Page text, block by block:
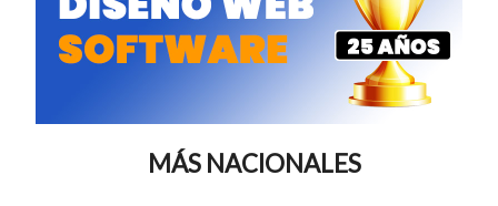
MÁS NACIONALES